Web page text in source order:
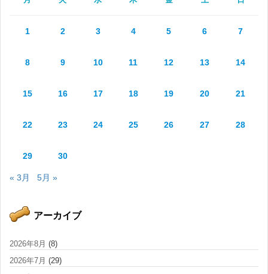
1 2 3 4 5 6 7
8 9 10 11 12 13 14
15 16 17 18 19 20 21
22 23 24 25 26 27 28
29 30
« 3月 5月 »
アーカイブ
2026年8月 (8)
2026年7月 (29)